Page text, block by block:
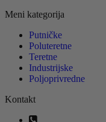
Meni kategorija
Putničke
Poluteretne
Teretne
Industrijske
Poljoprivredne
Kontakt